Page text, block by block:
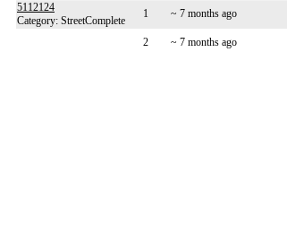
5112124
Category: StreetComplete
1 ~ 7 months ago
2
~ 7 months ago